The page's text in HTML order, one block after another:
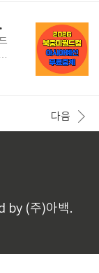
보기
국
다음
by (주)아백.